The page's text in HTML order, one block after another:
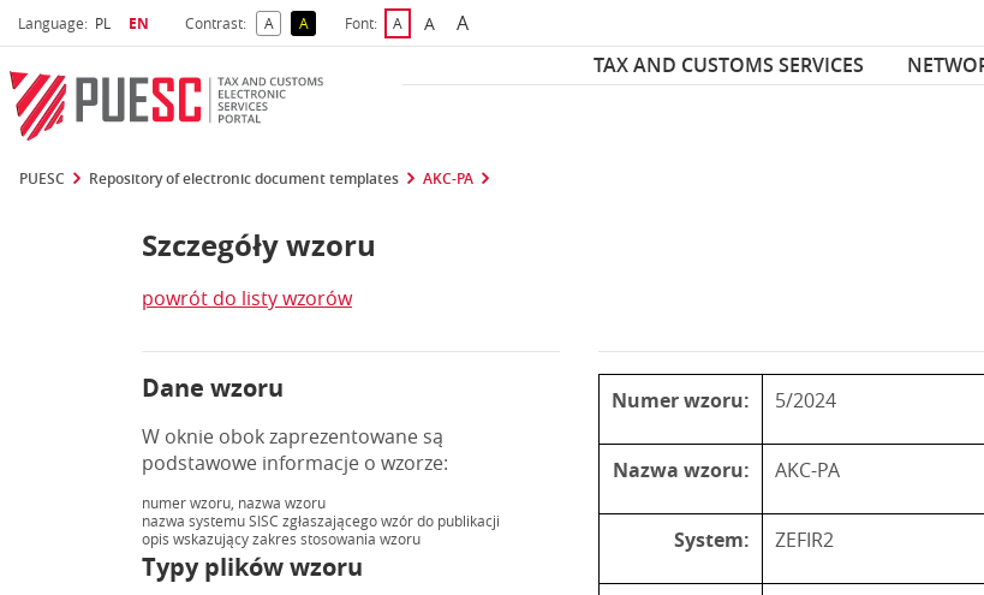
Language: Select language
PL Selected language
EN Contrast: ADefault Contrast
AReversed Contrast
Font: ADefault Font Size
ABigger Font Size
ABiggest Font Size
TAX AND CUSTOMS SERVICES
PUESC Repository of electronic document templates AKC-PA
Szczegóły wzoru
powrót do listy wzorów
Dane wzoru
W oknie obok zaprezentowane są
podstawowe informacje o wzorze:
numer wzoru, nazwa wzoru
nazwa systemu SISC zgłaszającego wzór do publikacji
opis wskazujący zakres stosowania wzoru
Typy plików wzoru
Numer wzoru: 5/2024
Nazwa wzoru: AKC-PA
System: ZEFIR2